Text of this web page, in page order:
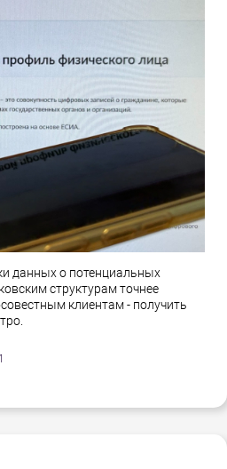
данных о потенциальных
структурам точнее
клиентам - получить